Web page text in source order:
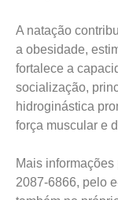
A natação
a obesidade,
fortalece a
socialização,
hidroginástica
força muscular e
Mais
2087-6866, pelo